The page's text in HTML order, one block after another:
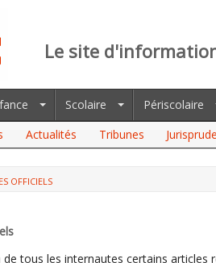
Le site
Scolaire Périscolaire
Actualités Tribunes
OFFICIELS
tous les internautes certains articles